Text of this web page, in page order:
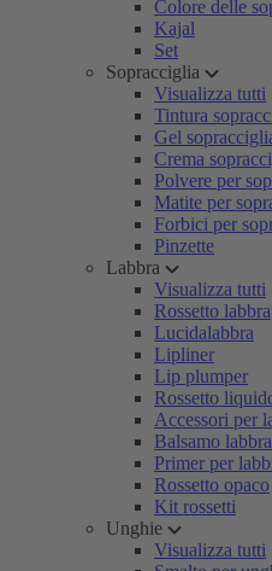
Colore delle
Kajal
Set
Sopracciglia
Visualizza tutti
Tintura
Gel
Crema
Polvere per
Matite per
Forbici per
Pinzette
Labbra
Visualizza tutti
Rossetto labbra
Lucidalabbra
Lipliner
Lip plumper
Rossetto
Accessori per
Balsamo labbra
Primer per
Rossetto opaco
Kit rossetti
Unghie
Visualizza tutti